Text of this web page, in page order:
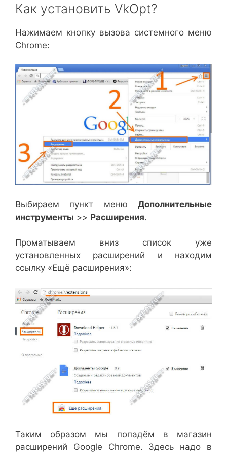
Как установить VkOpt?
Нажимаем кнопку вызова системного меню
Chrome:
Выбираем пункт меню Дополнительные
инструменты >> Расширения.
Проматываем вниз список уже
установленных расширений и находим
ссылку «Ещё расширения»:
Таким образом мы попадём в магазин
расширений Google Chrome. Здесь надо в